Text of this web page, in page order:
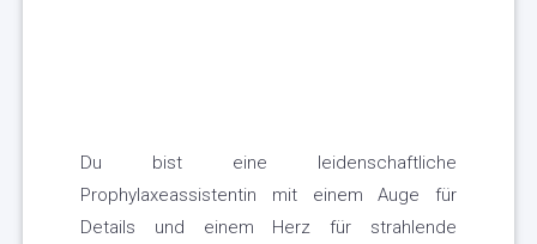
Du bist eine leidenschaftliche
Prophylaxeassistentin mit einem Auge für
Details und einem Herz für strahlende